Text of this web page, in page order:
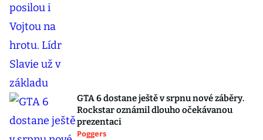
GTA 6 dostane ještě v srpnu nové záběry.
Rockstar oznámil dlouho očekávanou
prezentaci
Poggers